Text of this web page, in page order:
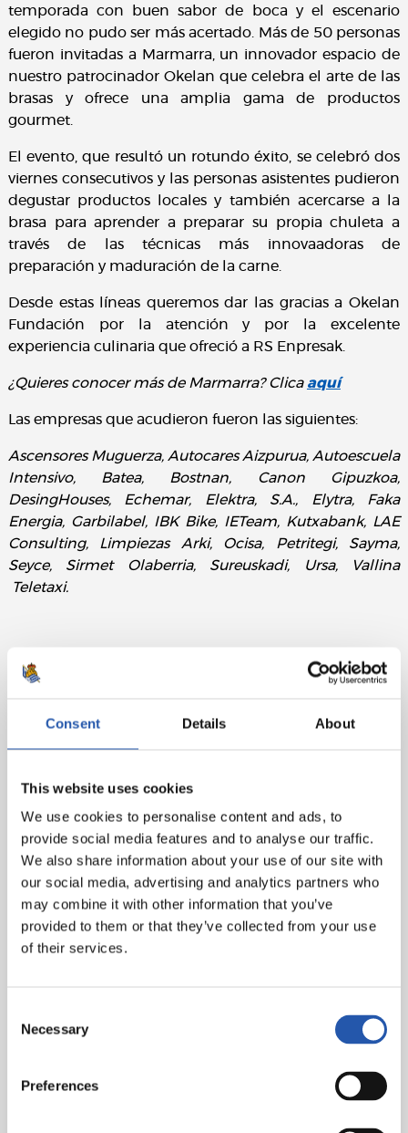
Consent Details About
This website uses cookies
We use cookies to personalise content and ads, to
provide social media features and to analyse our traffic.
We also share information about your use of our site with
our social media, advertising and analytics partners who
may combine it with other information that you’ve
provided to them or that they’ve collected from your use
of their services.
Selection
Necessary
Preferences
temporada con buen sabor de boca y el escenario
elegido no pudo ser más acertado. Más de 50 personas
fueron invitadas a Marmarra, un innovador espacio de
nuestro patrocinador Okelan que celebra el arte de las
brasas y ofrece una amplia gama de productos
gourmet.
El evento, que resultó un rotundo éxito, se celebró dos
viernes consecutivos y las personas asistentes pudieron
degustar productos locales y también acercarse a la
brasa para aprender a preparar su propia chuleta a
través de las técnicas más innovaadoras de
preparación y maduración de la carne.
Desde estas líneas queremos dar las gracias a Okelan
Fundación por la atención y por la excelente
experiencia culinaria que ofreció a RS Enpresak.
¿Quieres conocer más de Marmarra? Clica aquí
Las empresas que acudieron fueron las siguientes:
Ascensores Muguerza, Autocares Aizpurua, Autoescuela
Intensivo, Batea, Bostnan, Canon Gipuzkoa,
DesingHouses, Echemar, Elektra, S.A., Elytra, Faka
Energia, Garbilabel, IBK Bike, IETeam, Kutxabank, LAE
Consulting, Limpiezas Arki, Ocisa, Petritegi, Sayma,
Seyce, Sirmet Olaberria, Sureuskadi, Ursa, Vallina
Teletaxi.
E
comunicación oficiales del CLUB, por favor, háganoslo saber en la siguiente dirección
de correo electrónico, y procederemos a su inmediata retirada:
pdcp@realsociedad.eus. La política de privacidad correspondiente se encuentra en
el siguiente enlace:
d09362fb43cd.pdf